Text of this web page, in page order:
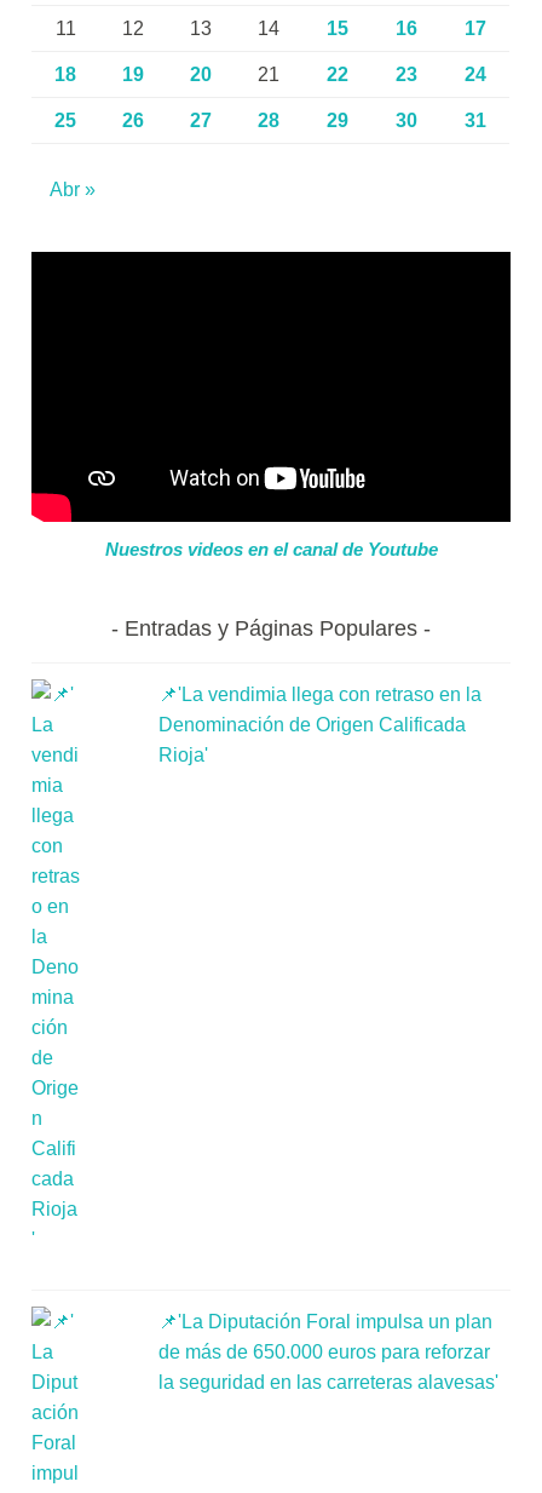
11 12 13 14 15 16 17
18 19 20 21 22 23 24
25 26 27 28 29 30 31
Abr »
Nuestros videos en el canal de Youtube
Entradas y Páginas Populares
📌'La vendimia llega con retraso en la
Denominación de Origen Calificada
Rioja'
📌'La Diputación Foral impulsa un plan
de más de 650.000 euros para reforzar
la seguridad en las carreteras alavesas'